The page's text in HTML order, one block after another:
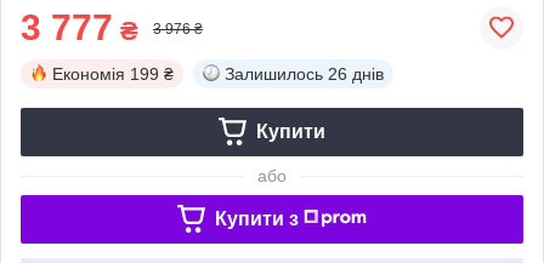
3 777 ₴ 3 976 ₴
Економія 199 ₴ Залишилось 26 днів
Купити
або
Купити з